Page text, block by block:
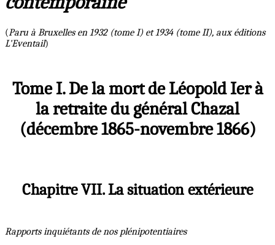
(Paru à Bruxelles en 1932 (tome I) et 1934 (tome II), aux éditions
L'Eventail)
Tome I. De la mort de Léopold Ier à
la retraite du général Chazal
(décembre 1865-novembre 1866)
Chapitre VII. La situation extérieure
Rapports inquiétants de nos plénipotentiaires